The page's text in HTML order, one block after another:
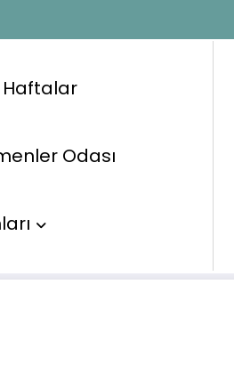
Haftalar
Odası